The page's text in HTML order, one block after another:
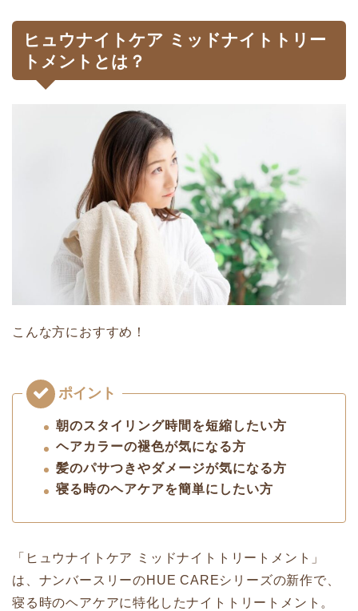
ヒュウナイトケア ミッドナイトトリー
トメントとは？
こんな方におすすめ！
朝のスタイリング時間を短縮したい方
ヘアカラーの褪色が気になる方
髪のパサつきやダメージが気になる方
寝る時のヘアケアを簡単にしたい方
「ヒュウナイトケア ミッドナイトトリートメント」
は、ナンバースリーのHUE CAREシリーズの新作で、
寝る時のヘアケアに特化したナイトトリートメント。